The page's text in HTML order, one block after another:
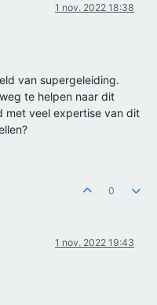
1 nov. 2022 18:38
van supergeleiding.
te helpen naar dit
met veel expertise van dit
0
1 nov. 2022 19:43